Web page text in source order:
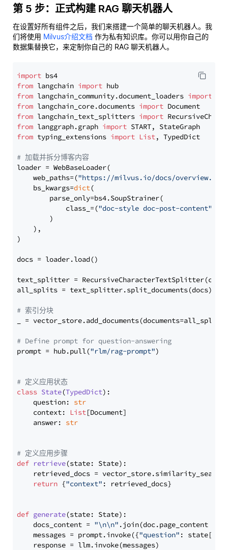
第 5 步：正式构建 RAG 聊天机器人
在设置好所有组件之后，我们来搭建一个简单的聊天机器人。我
们将使用 Milvus介绍文档 作为私有知识库。你可以用你自己的
数据集替换它，来定制你自己的 RAG 聊天机器人。
import
from langchain import
from langchain_community.document_loaders import
from langchain_core.documents import
from langchain_text_splitters import
from langgraph.graph import
from typing_extensions import List, TypedDict
# 加载并拆分博客内容
loader = WebBaseLoader(
    web_paths=(
"https://milvus.io/docs/overview.md"
    bs_kwargs=
dict(
        parse_only=bs4.SoupStrainer(
            class_=(
"doc-style doc-post-content"
        )
    ),
)
docs = loader.load()
text_splitter =
all_splits = text_splitter.split_documents(docs)
# 索引分块
_ = vector_store.add_documents(documents=all_splits)
# Define prompt for question-answering
prompt = hub.pull("rlm/rag-prompt")
# 定义应用状态
class State(TypedDict):
    question:
str
    context:
List[Document]
    answer:
str
# 定义应用步骤
def retrieve(state: State):
retrieved_docs =
return {"context" : retrieved_docs}
def generate(state: State):
    docs_content =
"\n\n" .join(doc.page_content
    messages = prompt.invoke({
"question" : state[
    response = llm.invoke(messages)